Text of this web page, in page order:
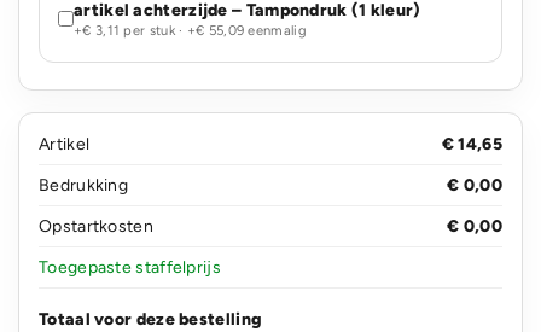
artikel achterzijde – Tampondruk (1 kleur)
+€ 3,11 per stuk · +€ 55,09 eenmalig
Artikel
€ 14,65
Bedrukking
€ 0,00
Opstartkosten
€ 0,00
Toegepaste staffelprijs
Totaal voor deze bestelling